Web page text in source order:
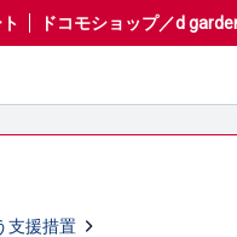
ドコモショップ／d
支援措置